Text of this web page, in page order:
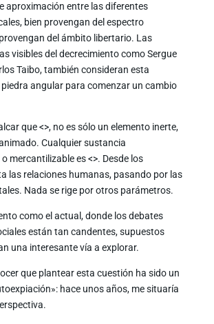
aproximación entre las diferentes
bien provengan del espectro
del ámbito libertario. Las
visibles del decrecimiento como Sergue
Taibo, también consideran esta
angular para comenzar un cambio
que <>, no es sólo un elemento inerte,
Cualquier sustancia
mercantilizable es <>. Desde los
las relaciones humanas, pasando por las
Nada se rige por otros parámetros.
como el actual, donde los debates
están tan candentes, supuestos
una interesante vía a explorar.
que plantear esta cuestión ha sido un
hace unos años, me situaría